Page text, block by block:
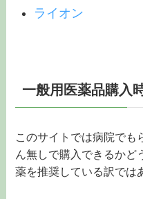
ライオン
一般用医薬品購入
このサイトでは病院でも
ん無しで購入できるかど
薬を推奨している訳では